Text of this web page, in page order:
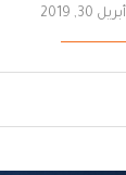
أبريل 30, 2019